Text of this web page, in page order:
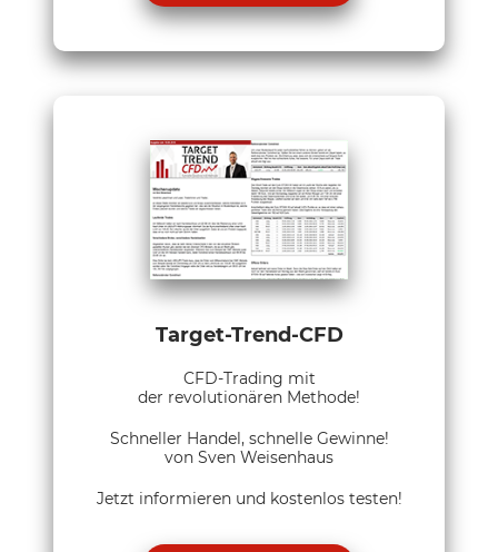
Target-Trend-CFD
CFD-Trading mit
der revolutionären Methode!
Schneller Handel, schnelle Gewinne!
von Sven Weisenhaus
Jetzt informieren und kostenlos testen!